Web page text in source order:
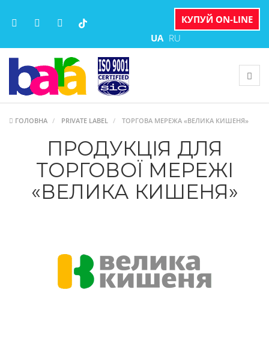
КУПУЙ ON-LINE
UA RU
ГОЛОВНА PRIVATE LABEL ТОРГОВА МЕРЕЖА «ВЕЛИКА КИШЕНЯ»
ПРОДУКЦІЯ ДЛЯ
ТОРГОВОЇ МЕРЕЖІ
«ВЕЛИКА КИШЕНЯ»